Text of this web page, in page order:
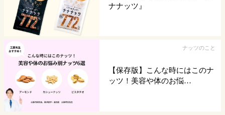
ナナッツ』
ナッツのこと
【保存版】こんな時にはこのナ
ッツ！美容や体のお悩…